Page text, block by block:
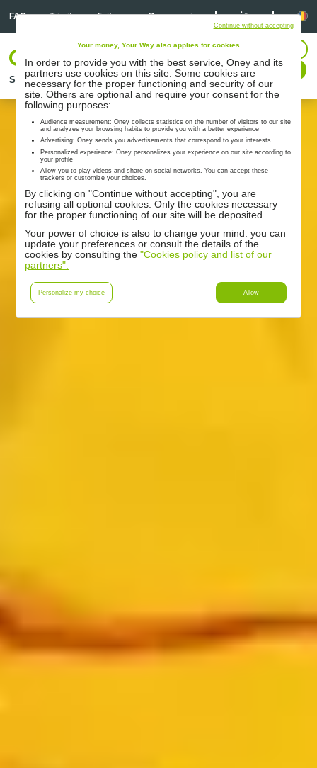
FAQ Trimitere solicitare Despre noi Linkedin
Linkedin
Soluţii Parteneri Suport Resurse
CONECTARE
Contactați-ne
Your money, Your Way also applies for cookies
In order to provide you with the best service, Oney and its
partners use cookies on this site. Some cookies are
necessary for the proper functioning and security of our
site. Others are optional and require your consent for the
following purposes:
Audience measurement: Oney collects statistics on the number of visitors to our site
and analyzes your browsing habits to provide you with a better experience
Advertising: Oney sends you advertisements that correspond to your interests
Personalized experience: Oney personalizes your experience on our site according to
your profile
Allow you to play videos and share on social networks. You can accept these
trackers or customize your choices.
By clicking on "Continue without accepting", you are
refusing all optional cookies. Only the cookies necessary
for the proper functioning of our site will be deposited.
Your power of choice is also to change your mind: you can
update your preferences or consult the details of the
cookies by consulting the"Cookies policy and list of our
partners".
Personalize my choice Allow
Continue without accepting